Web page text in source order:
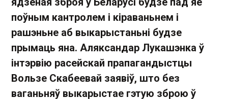
поўным кантролем і кіраваньнем і
рашэньне аб выкарыстаньні будзе
прымаць яна. Аляксандар Лукашэнка ў
інтэрвію расейскай прапагандыстцы
Вользе Скабеевай заявіў, што без
ваганьняў выкарыстае гэтую зброю ў